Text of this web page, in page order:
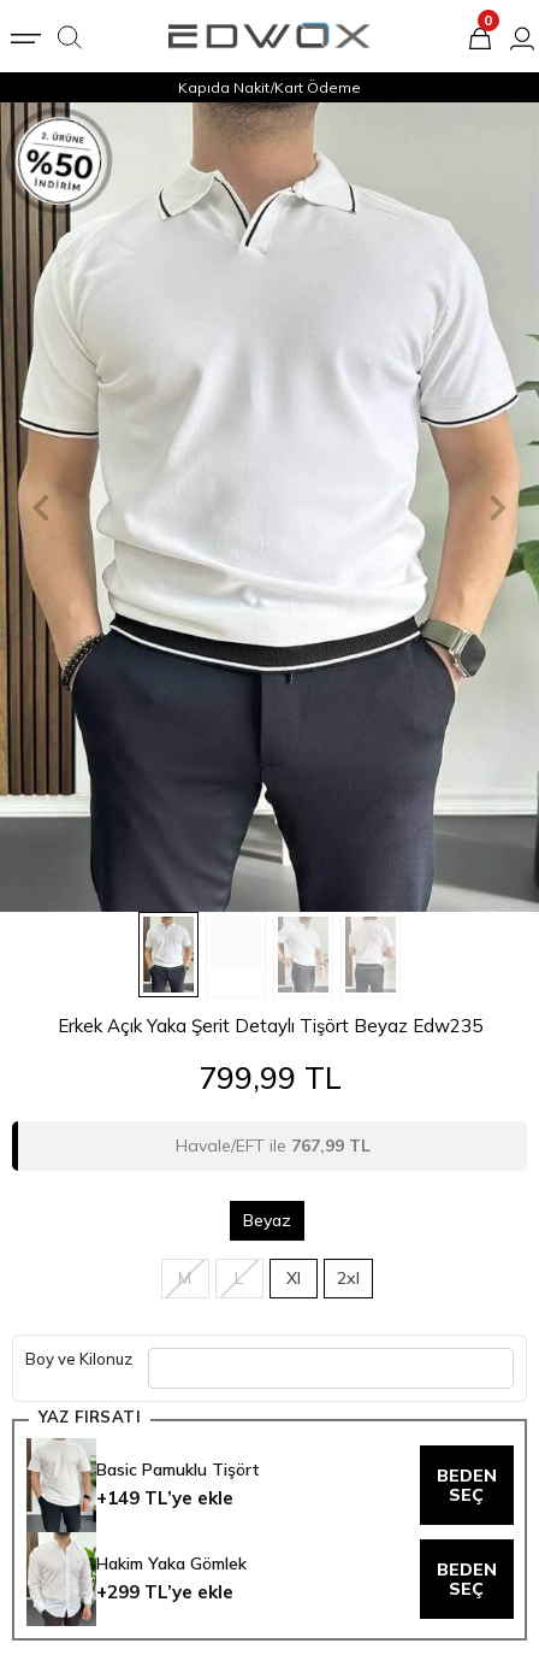
Kapıda Nakit/Kart Ödeme
0
Erkek Açık Yaka Şerit Detaylı Tişört Beyaz Edw235
799,99 TL
Havale/EFT ile 767,99 TL
Beyaz
M L Xl 2xl
Boy ve Kilonuz
YAZ FIRSATI
Basic Pamuklu Tişört
+149 TL’ye ekle
BEDEN
SEÇ
Hakim Yaka Gömlek
+299 TL’ye ekle
BEDEN
SEÇ